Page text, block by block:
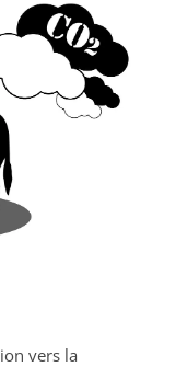
vers la